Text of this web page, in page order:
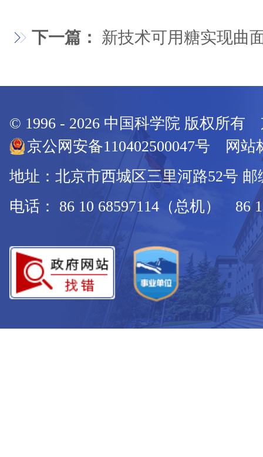
下一篇： 新技术可用糖实现曲
© 1996 - 2026 中国科学院 版权所有
京公网安备110402500047号 网站
地址：北京市西城区三里河路52号 邮
电话： 86 10 68597114（总机） 86